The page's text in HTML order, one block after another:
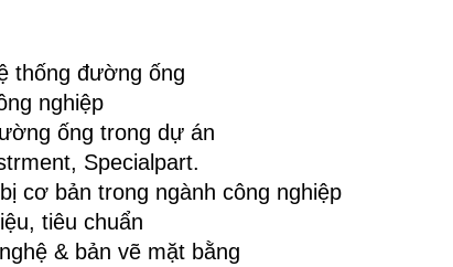
thống đường ống
nghiệp
ống trong dự án
Specialpart.
cơ bản trong ngành công nghiệp
tiêu chuẩn
& bản vẽ mặt bằng